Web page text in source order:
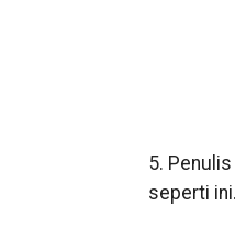
5.
seperti